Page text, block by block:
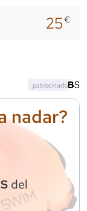
25€
nadar?
del
patrocinado